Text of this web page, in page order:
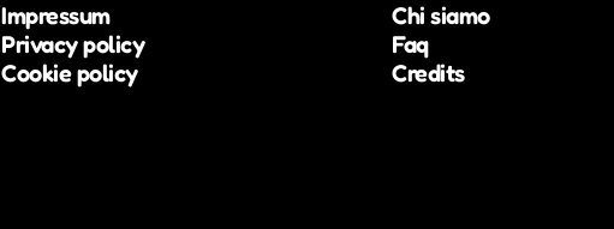
Impressum
Privacy policy
Cookie policy
Chi siamo
Faq
Credits